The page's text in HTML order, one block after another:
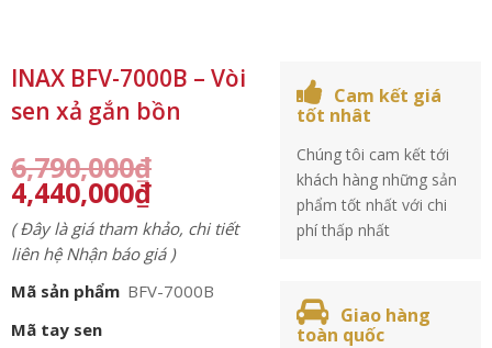
INAX BFV-7000B – Vòi
sen xả gắn bồn
6,790,000₫
4,440,000₫
( Đây là giá tham khảo, chi tiết
liên hệ Nhận báo giá )
Mã sản phẩm BFV-7000B
Mã tay sen
Cam kết giá
tốt nhât
Chúng tôi cam kết tới
khách hàng những sản
phẩm tốt nhất với chi
phí thấp nhất
Giao hàng
toàn quốc